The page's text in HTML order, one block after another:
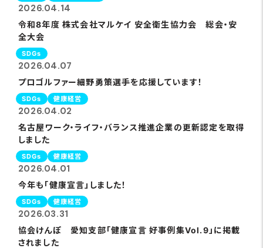
2026.04.14
令和8年度 株式会社マルケイ 安全衛生協力会 総会・安
全大会
2026.04.07
SDGs
プロゴルファー細野勇策選手を応援しています！
2026.04.02
SDGs 健康経営
名古屋ワーク・ライフ・バランス推進企業の更新認定を取得
しました
2026.04.01
SDGs 健康経営
今年も「健康宣言」しました！
2026.03.31
SDGs 健康経営
協会けんぽ 愛知支部「健康宣言 好事例集Vol.9」に掲載
されました